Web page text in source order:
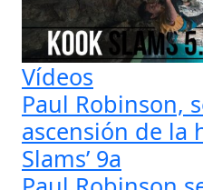
Vídeos
Paul Robinson,
ascensión de la
Slams’ 9a